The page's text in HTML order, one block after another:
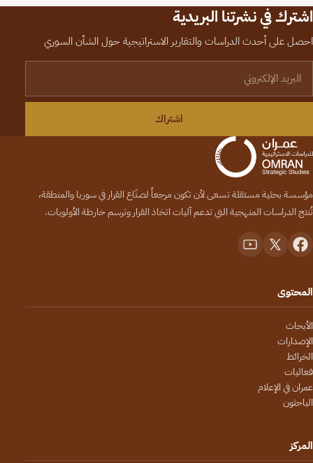
اشترك في نشرتنا البريدية
احصل على أحدث الدراسات والتقارير الاستراتيجية حول الشأن السوري
اشتراك
مؤسسة بحثية مستقلة تسعى لأن تكون مرجعاً لصنّاع القرار في سوريا والمنطقة،
تُنتج الدراسات المنهجية التي تدعم آليات اتخاذ القرار وترسم خارطة الأولويات.
المحتوى
الأبحاث
الإصدارات
الخرائط
فعاليات
عمران في الإعلام
الباحثون
المركز